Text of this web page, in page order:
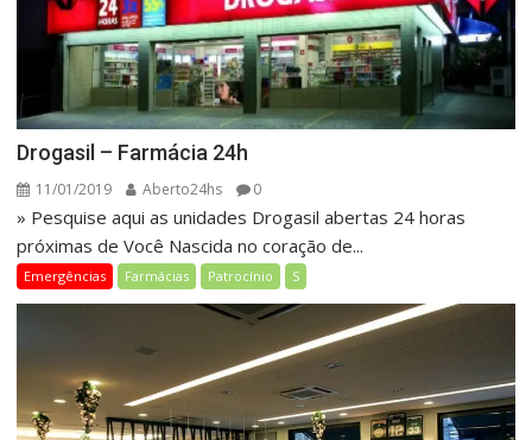
Drogasil – Farmácia 24h
11/01/2019 Aberto24hs 0
» Pesquise aqui as unidades Drogasil abertas 24 horas
próximas de Você Nascida no coração de...
Emergências Farmácias Patrocínio S